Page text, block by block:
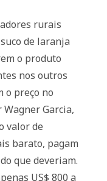
rurais
de laranja
o produto
nos outros
o preço no
Garcia,
valor de
barato, pagam
que deveriam.
US$ 800 a